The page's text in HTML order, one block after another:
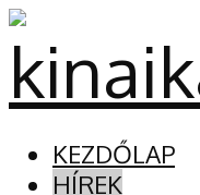
KEZDŐLAP
HÍREK